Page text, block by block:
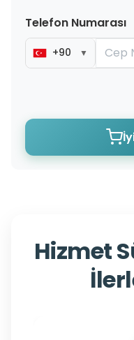
Telefon Numarası
+90 ▼
Hizmet